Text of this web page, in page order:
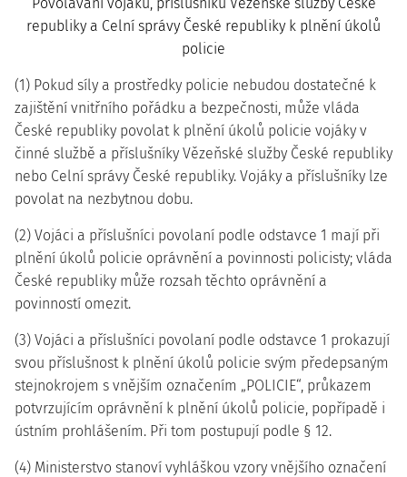
republiky a Celní správy České republiky k plnění úkolů
policie
(1) Pokud síly a prostředky policie nebudou dostatečné k
zajištění vnitřního pořádku a bezpečnosti, může vláda
České republiky povolat k plnění úkolů policie vojáky v
činné službě a příslušníky Vězeňské služby České republiky
nebo Celní správy České republiky. Vojáky a příslušníky lze
povolat na nezbytnou dobu.
(2) Vojáci a příslušníci povolaní podle odstavce 1 mají při
plnění úkolů policie oprávnění a povinnosti policisty; vláda
České republiky může rozsah těchto oprávnění a
povinností omezit.
(3) Vojáci a příslušníci povolaní podle odstavce 1 prokazují
svou příslušnost k plnění úkolů policie svým předepsaným
stejnokrojem s vnějším označením „POLICIE“, průkazem
potvrzujícím oprávnění k plnění úkolů policie, popřípadě i
ústním prohlášením. Při tom postupují podle § 12.
(4) Ministerstvo stanoví vyhláškou vzory vnějšího označení